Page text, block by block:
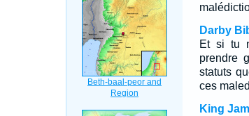
Darby
Et si tu
prendre
statuts
ces
King